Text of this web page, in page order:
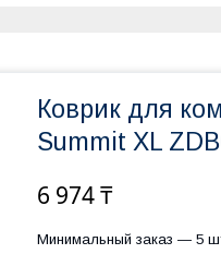
Коврик для
Summit XL
6 974 ₸
Минимальный заказ — 5